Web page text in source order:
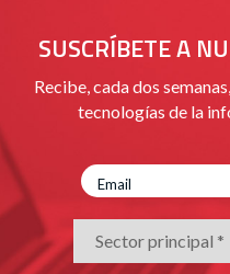
SUSCRÍBETE A
Recibe, cada dos
tecnologías de la